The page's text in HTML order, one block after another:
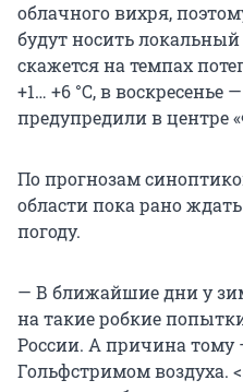
облачного вихря,
будут носить локальный
скажется на темпах
+1… +6 °C, в воскресенье
предупредили в центре
По прогнозам
области пока рано
погоду.
— В ближайшие дни у
на такие робкие
России. А причина тому
Гольфстримом воздуха.